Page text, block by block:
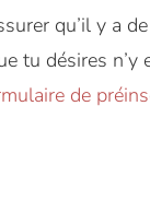
qu’il y a
tu désires n’y
de